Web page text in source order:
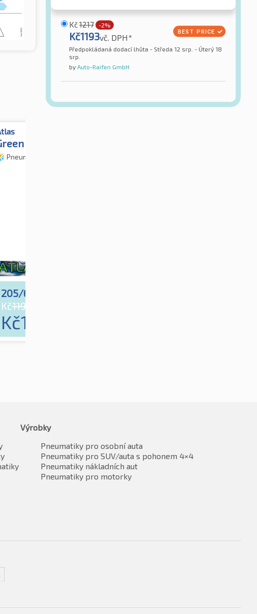
Kč1217 -2%
Kč1193vč. DPH*
Předpokládaná dodací lhůta - Středa 12 srp. - Úterý 18
srp.
by Auto-Raifen GmbH
3 4S 3PMSF
Pneumatiky všech sezón
205/65R15 94V
Kč1195
Kč1171
Výrobky
Pneumatiky pro osobní auta
Pneumatiky pro SUV/auta s pohonem 4×4
Pneumatiky nákladních aut
Pneumatiky pro motorky